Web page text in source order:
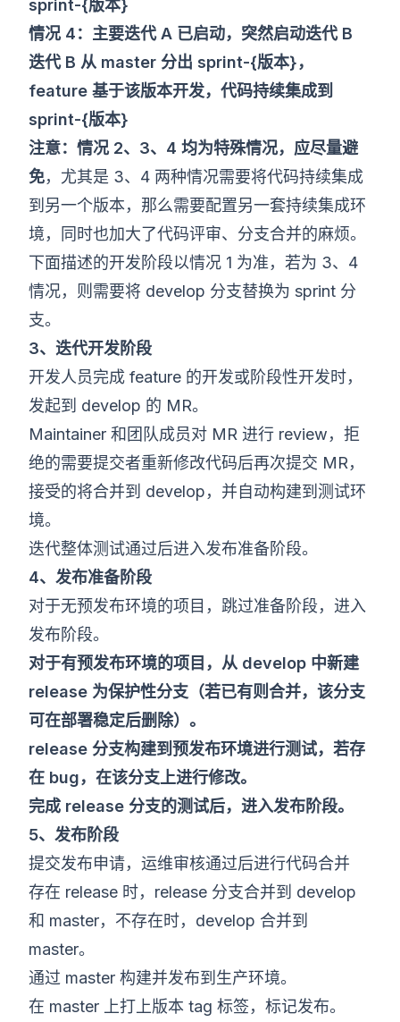
sprint-{版本}
情况 4：主要迭代 A 已启动，突然启动迭代 B
迭代 B 从 master 分出 sprint-{版本}，
feature 基于该版本开发，代码持续集成到
sprint-{版本}
注意：情况 2、3、4 均为特殊情况，应尽量避
免，尤其是 3、4 两种情况需要将代码持续集成
到另一个版本，那么需要配置另一套持续集成环
境，同时也加大了代码评审、分支合并的麻烦。
下面描述的开发阶段以情况 1 为准，若为 3、4
情况，则需要将 develop 分支替换为 sprint 分
支。
3、迭代开发阶段
开发人员完成 feature 的开发或阶段性开发时，
发起到 develop 的 MR。
Maintainer 和团队成员对 MR 进行 review，拒
绝的需要提交者重新修改代码后再次提交 MR，
接受的将合并到 develop，并自动构建到测试环
境。
迭代整体测试通过后进入发布准备阶段。
4、发布准备阶段
对于无预发布环境的项目，跳过准备阶段，进入
发布阶段。
对于有预发布环境的项目，从 develop 中新建
release 为保护性分支（若已有则合并，该分支
可在部署稳定后删除）。
release 分支构建到预发布环境进行测试，若存
在 bug，在该分支上进行修改。
完成 release 分支的测试后，进入发布阶段。
5、发布阶段
提交发布申请，运维审核通过后进行代码合并
存在 release 时，release 分支合并到 develop
和 master，不存在时，develop 合并到
master。
通过 master 构建并发布到生产环境。
在 master 上打上版本 tag 标签，标记发布。